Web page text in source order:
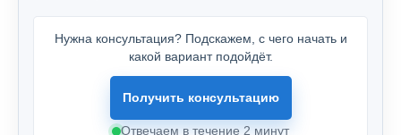
Нужна консультация? Подскажем, с чего начать и
какой вариант подойдёт.
Получить консультацию
Отвечаем в течение 2 минут